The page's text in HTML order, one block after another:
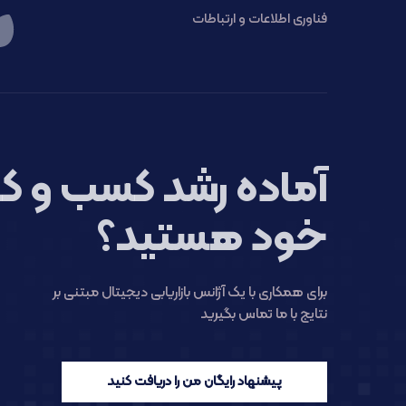
فناوری اطلاعات و ارتباطات
آماده رشد کسب و
خود هستید؟
برای همکاری با یک آژانس بازاریابی دیجیتال مبتنی بر
نتایج با ما تماس بگیرید
پیشنهاد رایگان من را دریافت کنید